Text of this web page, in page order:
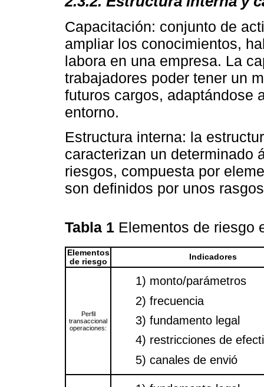
Capacitación: conjunto de
ampliar los conocimientos,
labora en una empresa. La
trabajadores poder tener un
futuros cargos, adaptándose
entorno.
Estructura interna: la
caracterizan un determinado
riesgos, compuesta por
son definidos por unos
Tabla 1 Elementos de riesgo
Elementos
de riesgo
Indicadores
Perfil
transaccional
operaciones:
1) monto/parámetros
2) frecuencia
3) fundamento legal
4) restricciones de
5) canales de envió